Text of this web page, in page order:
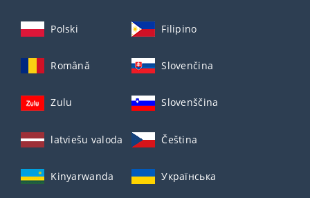
Polski Filipino
Română Slovenčina
Zulu Slovenščina
latviešu valoda Čeština
Kinyarwanda Українська